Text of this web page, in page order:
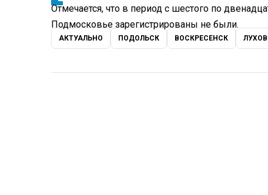
Отмечается, что в период с шестого по
Подмосковье зарегистрированы не были.
АКТУАЛЬНО ПОДОЛЬСК ВОСКРЕСЕНСК